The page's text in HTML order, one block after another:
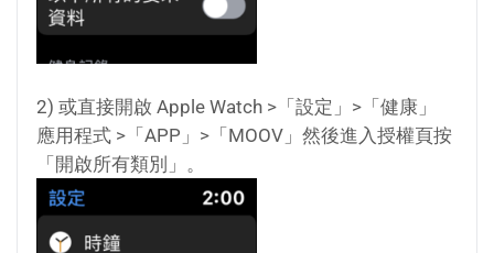
2) 或直接開啟 Apple Watch >「設定」>「健康」
應用程式 >「APP」>「MOOV」然後進入授權頁按
「開啟所有類別」。